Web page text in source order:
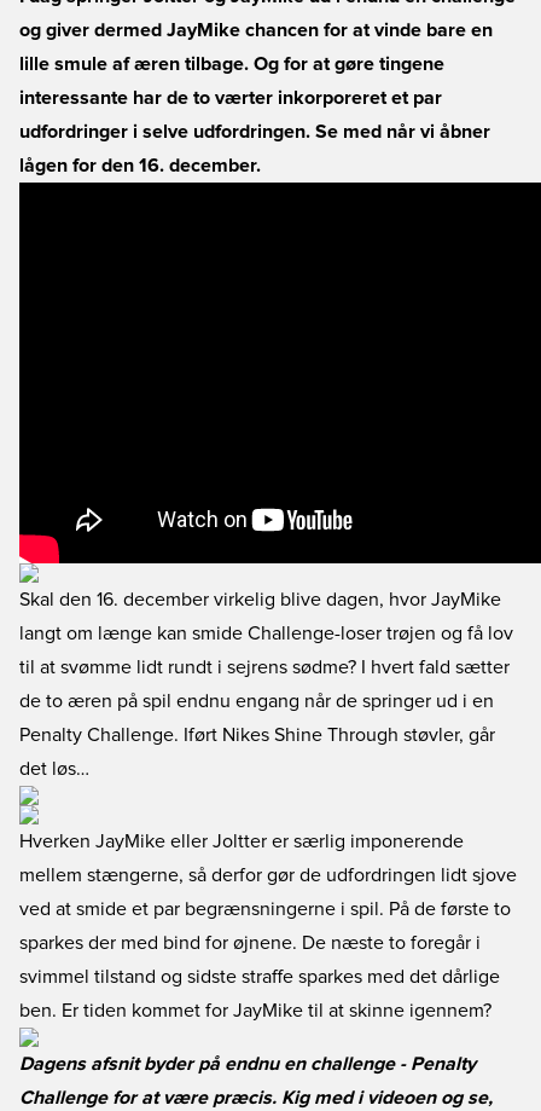
og giver dermed JayMike chancen for at vinde bare en
lille smule af æren tilbage. Og for at gøre tingene
interessante har de to værter inkorporeret et par
udfordringer i selve udfordringen. Se med når vi åbner
lågen for den 16. december.
Skal den 16. december virkelig blive dagen, hvor JayMike
langt om længe kan smide Challenge-loser trøjen og få lov
til at svømme lidt rundt i sejrens sødme? I hvert fald sætter
de to æren på spil endnu engang når de springer ud i en
Penalty Challenge. Iført Nikes Shine Through støvler, går
det løs…
Hverken JayMike eller Joltter er særlig imponerende
mellem stængerne, så derfor gør de udfordringen lidt sjove
ved at smide et par begrænsningerne i spil. På de første to
sparkes der med bind for øjnene. De næste to foregår i
svimmel tilstand og sidste straffe sparkes med det dårlige
ben. Er tiden kommet for JayMike til at skinne igennem?
Dagens afsnit byder på endnu en challenge - Penalty
Challenge for at være præcis. Kig med i videoen og se,